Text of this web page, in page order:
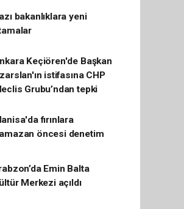
bakanlıklara yeni
Keçiören'de Başkan
istifasına CHP
Grubu’ndan tepki
fırınlara
öncesi denetim
Emin Balta
Merkezi açıldı